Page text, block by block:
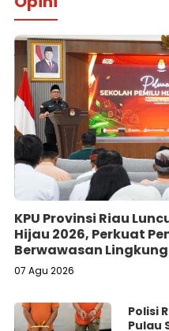
KPU Provinsi Riau
Hijau 2026, Perkuat
Berwawasan
07 Agu 2026
Polisi
Pulau